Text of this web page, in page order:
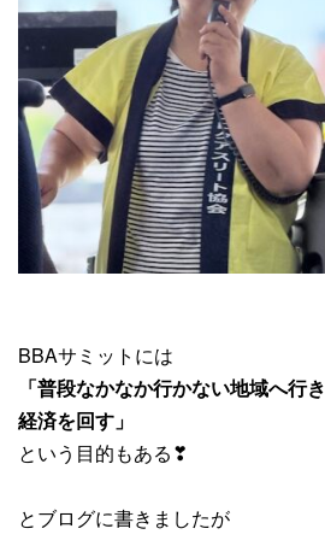
BBAサミットには
「普段なかなか行かない地域へ行き
経済を回す」
という目的もある❣
とブログに書きましたが